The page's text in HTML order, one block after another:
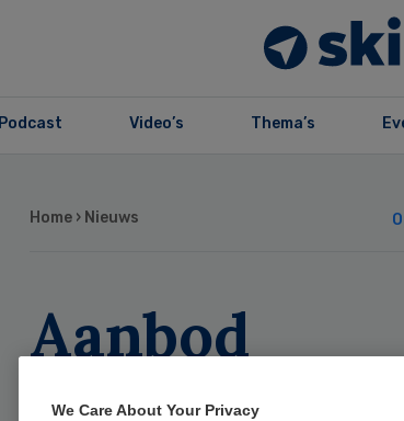
Podcast Video’s Thema’s
Home › Nieuws
Aanbod
We Care About Your Privacy